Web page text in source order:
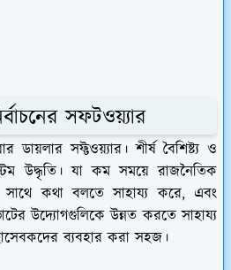
সফটওয়্যার
সফ্টওয়্যার। শীর্ষ বৈশিষ্ট্য ও
উদ্ধৃতি। যা কম সময়ে রাজনৈতিক
সাথে কথা বলতে সাহায্য করে, এবং
উদ্যোগগুলিকে উন্নত করতে সাহায্য
ব্যবহার করা সহজ।